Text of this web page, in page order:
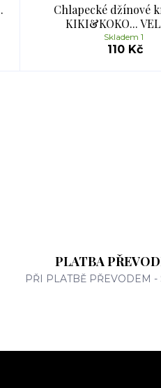
Chlapecké džínové
KIKI&KOKO...
110 Kč
Skladem 1
PLATBA
PŘI PLATBĚ PŘEVODEM -